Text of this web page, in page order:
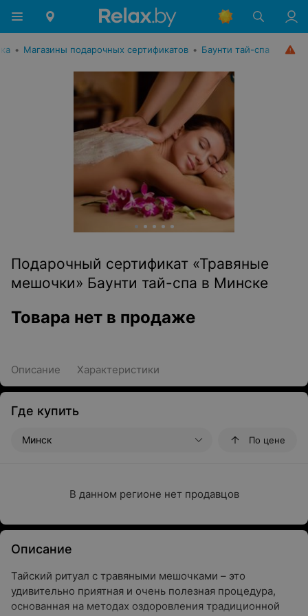
• Магазины подарочных сертификатов • Баунти тай-спа
Подарочный сертификат «Травяные
мешочки» Баунти тай-спа в Минске
Товара нет в продаже
Описание Характеристики
Где купить
Минск По цене
В данном регионе нет продавцов
Описание
Тайский ритуал с травяными мешочками – это
удивительно приятная и очень полезная процедура,
основанная на методах оздоровления традиционной